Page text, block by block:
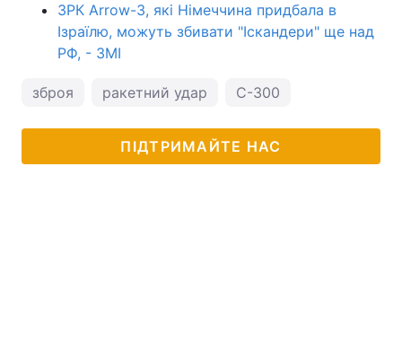
ЗРК Arrow-3, які Німеччина придбала в
Ізраїлю, можуть збивати "Іскандери" ще над
РФ, - ЗМІ
зброя ракетний удар С-300
ПІДТРИМАЙТЕ НАС